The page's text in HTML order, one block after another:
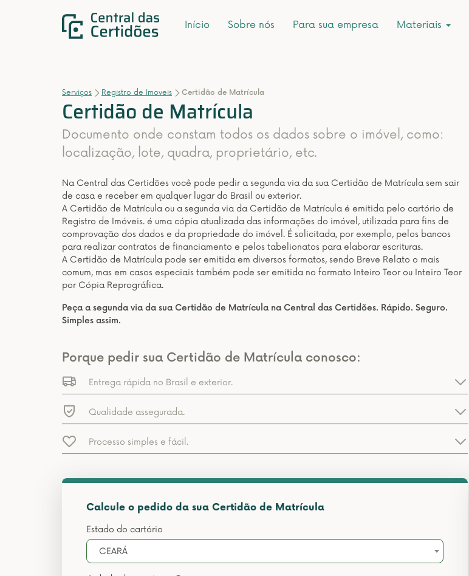
Início Sobre nós Para sua empresa Materiais
Serviços Registro de Imoveis Certidão de Matrícula
Certidão de Matrícula
Documento onde constam todos os dados sobre o imóvel, como:
localização, lote, quadra, proprietário, etc.
Na Central das Certidões você pode pedir a segunda via da sua Certidão de Matrícula sem sair
de casa e receber em qualquer lugar do Brasil ou exterior.
A Certidão de Matrícula ou a segunda via da Certidão de Matrícula é emitida pelo cartório de
Registro de Imóveis. é uma cópia atualizada das informações do imóvel, utilizada para fins de
comprovação dos dados e da propriedade do imóvel. É solicitada, por exemplo, pelos bancos
para realizar contratos de financiamento e pelos tabelionatos para elaborar escrituras.
A Certidão de Matrícula pode ser emitida em diversos formatos, sendo Breve Relato o mais
comum, mas em casos especiais também pode ser emitida no formato Inteiro Teor ou Inteiro Teor
por Cópia Reprográfica.
Peça a segunda via da sua Certidão de Matrícula na Central das Certidões. Rápido. Seguro.
Simples assim.
Porque pedir sua Certidão de Matrícula conosco:
Entrega rápida no Brasil e exterior.
Qualidade assegurada.
Processo simples e fácil.
Calcule o pedido da sua Certidão de Matrícula
Estado do cartório
CEARÁ